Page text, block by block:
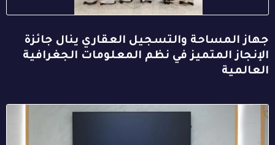
جهاز المساحة والتسجيل العقاري ينال جائزة
الإنجاز المتميز في نظم المعلومات الجغرافية
العالمية